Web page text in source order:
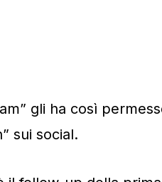
gli ha così
sui social.